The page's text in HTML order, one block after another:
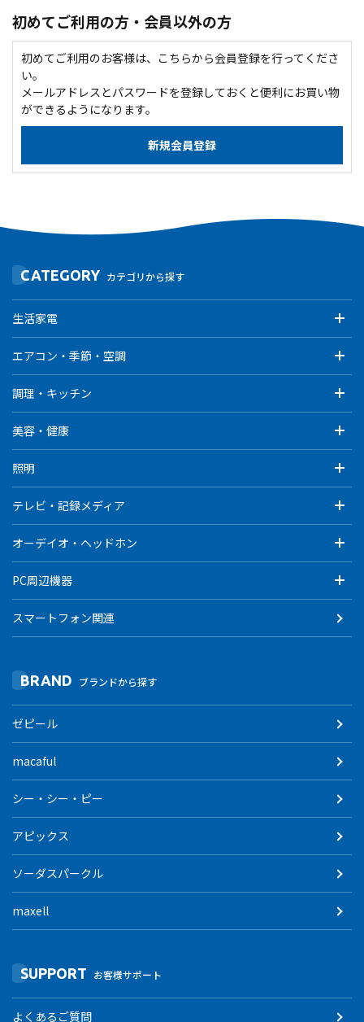
初めてご利用の方・会員以外の方
初めてご利用のお客様は、こちらから会員登録を行ってくださ
い。
メールアドレスとパスワードを登録しておくと便利にお買い物
ができるようになります。
CATEGORY カテゴリから探す
生活家電
エアコン・季節・空調
調理・キッチン
美容・健康
照明
テレビ・記録メディア
オーデイオ・ヘッドホン
PC周辺機器
スマートフォン関連
BRAND ブランドから探す
ゼピール
macaful
シー・シー・ピー
アピックス
ソーダスパークル
maxell
SUPPORT お客様サポート
よくあるご質問